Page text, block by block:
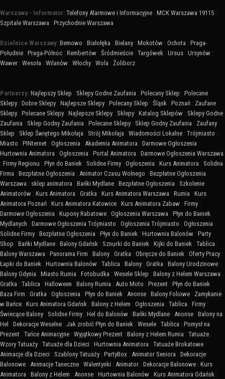
Warszawa - Informator: Telefony Alarmowe i Informacyjne : MCK Warszawa 19115 :
Szpitale Warszawa : Przychodnie Warszawa
Dzielnice Warszawy: Bemowo : Białołęka : Bielany : Mokotów : Ochota : Praga-
Południe : Praga-Północ : Rembertów : Śródmieście : Targówek : Ursus : Ursynów :
Wawer : Wesoła : Wilanów : Włochy : Wola : Żoliborz
Partnerzy: Najlepszy Sklep : Sklepy Godne Zaufania : Polecany Sklep : Polecane
Sklepy : Dobre Sklepy : Najlepsze Sklepy : Polecany Sklep : Śląsk : Poznań : Zaufane
Sklepy : Polecane Sklepy : Najlepsze Sklepy : Sklepy : Katalog Sklepów : Sklepy Godne
Zaufania : Sklep Godny Zaufania : Polecane Sklepy : Sklep Godny Zaufania : Zaufany
Sklep : Sklep Świętego Mikołaja : Strój Mikołaja : Wiadomości Lokalne : Trójmiasto :
Miasto : PINternet : Ogłoszenia : Akademia Animatora : Darmowe Ogłoszenia :
Hurtownia Animatora : Ogłoszenia : Portal Animatora : Darmowe Ogłoszenia Warszawa
: Firmy Regionu : Płyn do Baniek : Solidne Firmy : Ogłoszenia : Kurs Animatora : Solidna
Firma : Bezpłatne Ogłoszenia : Animator Czasu Wolnego : Bezpłatne Ogłoszenia
Warszawa : sklep animatora : Bańki Mydlane : Bezpłatne Ogłoszenia : Szkolenie
Animatorów : Kurs Animatora : Gratka : Kurs Animatora Warszawa : Rumia : Kurs
Animatora Poznań : Kurs Animatora Katowice : Kurs Animatora Zabaw : Firmy :
Darmowe Ogłoszenia : Kupony Rabatowe : Ogłoszenia Warszawa : Płyn do Baniek
Mydlanych : Darmowe Ogłoszenia Trójmiasto : Ogłoszenia Trójmiasto : Ogłoszenia :
Solidne Firmy : Bezpłatne Ogłoszenia : Płyn do Baniek : Hurtownia Balonów : Party
Shop : Bańki Mydlane : Balony Gdańsk : Sznurki do Baniek : Kijki do Baniek : Tablica :
Balony Warszawa : Panorama Firm : Balony : Gratka : Obręcze do Baniek : Oferty Pracy :
Łapki do Baniek : Hurtownia Balonów : Tablica : Balony : Gratka : Balony Urodzinowe :
Balony Gdynia : Miasto Rumia : Fotobudka : Wesele Sklep : Balony z Helem Warszawa :
Gratka : Tablica : Halloween : Balony Rumia : Auto Moto : Prezent : Płyn do Baniek :
Baza Firm : Gratka : Ogłoszenia : Płyn do Baniek : Anonse : Balony Foliowe : Zamykanie
w Bańce : Kurs Animatora Gdańsk : Balony z Helem : Ogłoszenia : Tablica : Firmy :
Świecące Balony : Solidne Firmy : Hel do Balonów : Bańki Mydlane : Anonse : Balony na
Hel : Dekoracje Weselne : Jak zrobić Płyn do Baniek : Wesele : Tablica : Pomysł na
Prezent : Tańce Animacyjne : Wyjątkowy Prezent : Balony z Helem Rumia : Tatuaże :
Wzory Tatuaży : Tatuaże dla Dzieci : Hurtownia Animatora : Tatuaże Brokatowe :
Animacje dla Dzieci : Szablony Tatuaży : PartyBox : Animator Seniora : Dekoracje
Balonowe : Animacje Taneczne : Walentynki : Animator : Dekoracje Balonowe : Kurs
Animatora : Balony z Helem : Anonse : Hurtownia Balonów : Kurs Animatora Gdańsk :